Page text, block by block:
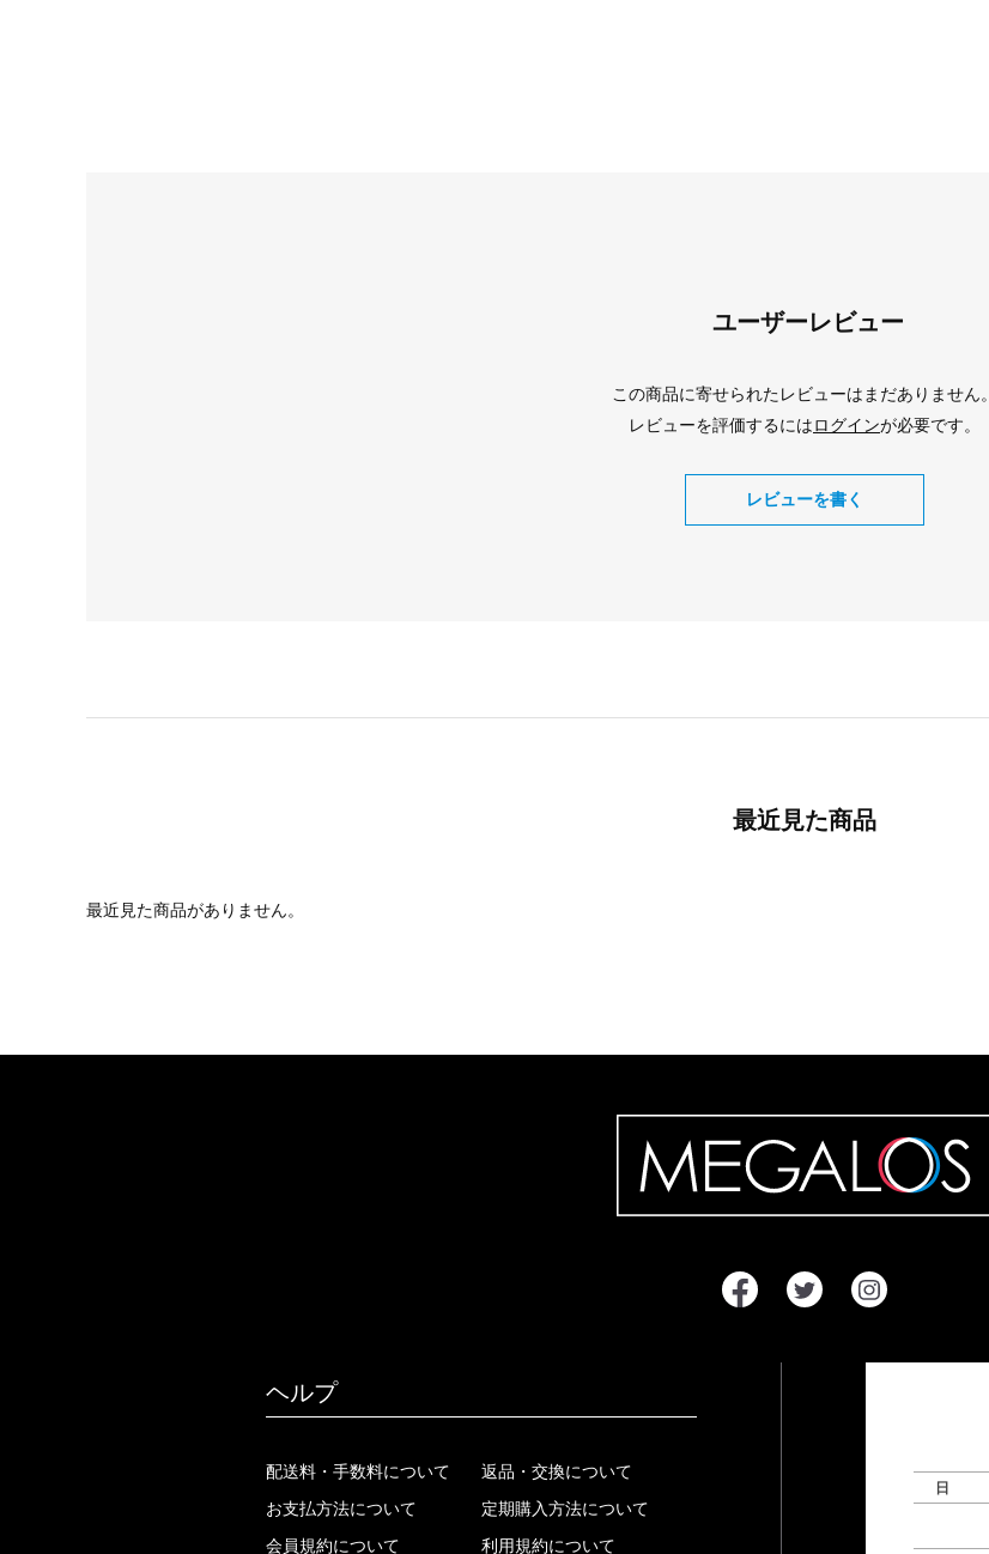
ユーザーレビュー
この商品に寄せられたレビューはまだありません。
レビューを評価するにはログインが必要です。
レビューを書く
最近見た商品
最近見た商品がありません。
ヘルプ
配送料・手数料について
お支払方法について
会員規約について
返品・交換について
定期購入方法について
利用規約について
日